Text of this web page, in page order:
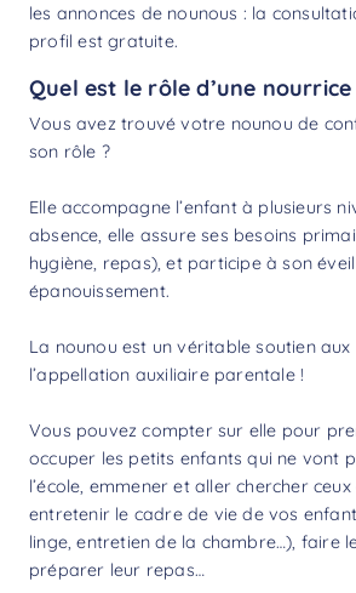
les annonces de nounous : la
profil est gratuite.
Quel est le rôle d’une
Vous avez trouvé votre nounou de
son rôle ?
Elle accompagne l’enfant à plusieurs
absence, elle assure ses besoins
hygiène, repas), et participe à son
épanouissement.
La nounou est un véritable soutien aux
l’appellation auxiliaire parentale !
Vous pouvez compter sur elle pour
occuper les petits enfants qui ne vont
l’école, emmener et aller chercher
entretenir le cadre de vie de vos
linge, entretien de la chambre…), faire
préparer leur repas…